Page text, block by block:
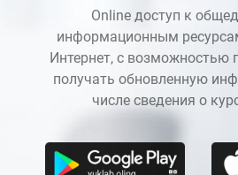
Online доступ к
информационным
Интернет, с возможностью
получать обновленную
числе сведения о